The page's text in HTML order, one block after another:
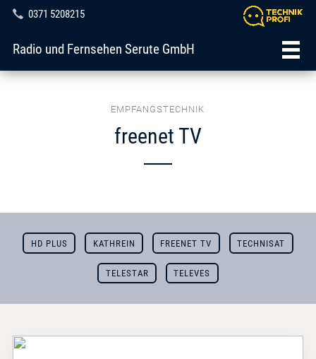
0371 5208215
Radio und Fernsehen Serute GmbH
EMPFANGSTECHNIK
freenet TV
HD PLUS KATHREIN FREENET TV TECHNISAT
TELESTAR TELEVES